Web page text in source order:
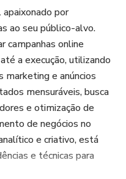
tráfego orgânico dentro
digital. Através
empresas que
por meio da otimização
a aplicação
livro também discute o
dos motores de
a visibilidade online
históricos e culturais
tráfego orgânico"
da temática.
por
ao seu público-alvo.
campanhas online
a execução, utilizando
marketing e anúncios
mensuráveis, busca
e otimização de
de negócios no
e criativo, está
e técnicas para